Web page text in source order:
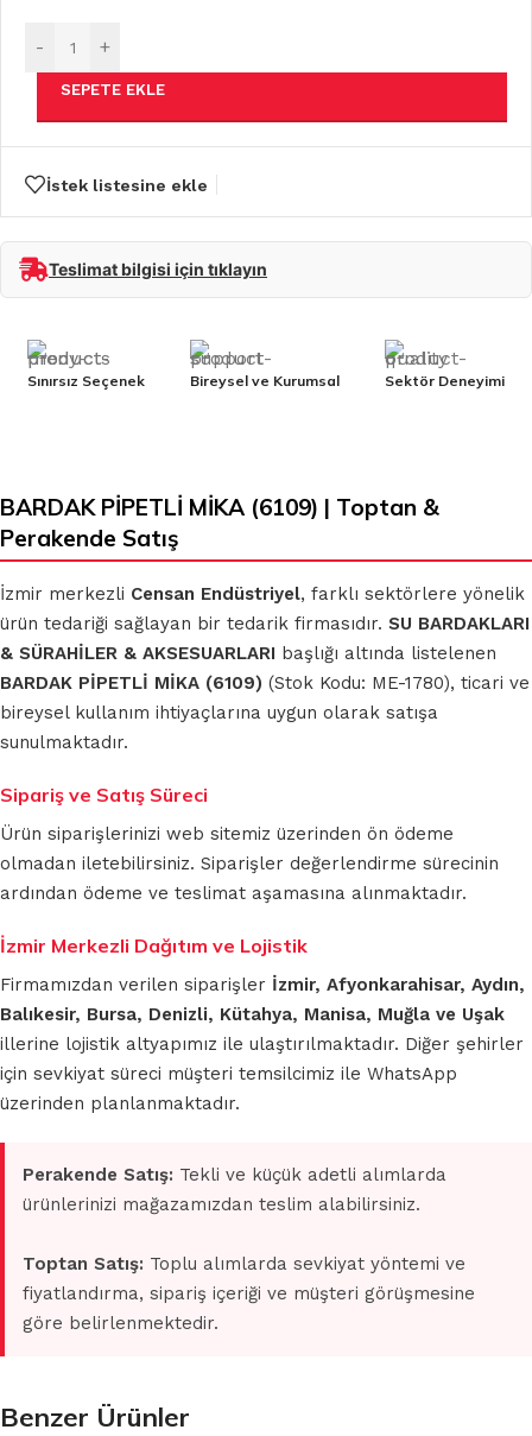
- +
SEPETE EKLE
İstek listesine ekle
Teslimat bilgisi için tıklayın
Sınırsız Seçenek Bireysel ve Kurumsal Sektör Deneyimi
BARDAK PİPETLİ MİKA (6109) | Toptan &
Perakende Satış
İzmir merkezli Censan Endüstriyel, farklı sektörlere yönelik
ürün tedariği sağlayan bir tedarik firmasıdır. SU BARDAKLARI
& SÜRAHİLER & AKSESUARLARI başlığı altında listelenen
BARDAK PİPETLİ MİKA (6109) (Stok Kodu: ME-1780), ticari ve
bireysel kullanım ihtiyaçlarına uygun olarak satışa
sunulmaktadır.
Sipariş ve Satış Süreci
Ürün siparişlerinizi web sitemiz üzerinden ön ödeme
olmadan iletebilirsiniz. Siparişler değerlendirme sürecinin
ardından ödeme ve teslimat aşamasına alınmaktadır.
İzmir Merkezli Dağıtım ve Lojistik
Firmamızdan verilen siparişler İzmir, Afyonkarahisar, Aydın,
Balıkesir, Bursa, Denizli, Kütahya, Manisa, Muğla ve Uşak
illerine lojistik altyapımız ile ulaştırılmaktadır. Diğer şehirler
için sevkiyat süreci müşteri temsilcimiz ile WhatsApp
üzerinden planlanmaktadır.
Perakende Satış: Tekli ve küçük adetli alımlarda
ürünlerinizi mağazamızdan teslim alabilirsiniz.
Toptan Satış: Toplu alımlarda sevkiyat yöntemi ve
fiyatlandırma, sipariş içeriği ve müşteri görüşmesine
göre belirlenmektedir.
Benzer Ürünler